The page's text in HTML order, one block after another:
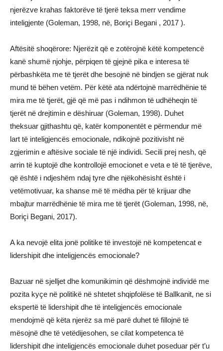
njerëzve krahas faktorëve të tjerë teksa merr vendime
inteligjente (Goleman, 1998, në, Boriçi Begani , 2017 ).
Aftësitë shoqërore: Njerëzit që e zotërojnë këtë kompetencë
kanë shumë njohje, përpiqen të gjejnë pika e interesa të
përbashkëta me të tjerët dhe besojnë në bindjen se gjërat nuk
mund të bëhen vetëm. Për këtë ata ndërtojnë marrëdhënie të
mira me të tjerët, gjë që më pas i ndihmon të udhëheqin të
tjerët në drejtimin e dëshiruar (Goleman, 1998). Duhet
theksuar gjithashtu që, katër komponentët e përmendur më
lart të inteligjencës emocionale, ndikojnë pozitivisht në
zgjerimin e aftësive sociale të një individi. Secili prej nesh, që
arrin të kuptojë dhe kontrollojë emocionet e veta e të të tjerëve,
që është i ndjeshëm ndaj tyre dhe njëkohësisht është i
vetëmotivuar, ka shanse më të mëdha për të krijuar dhe
mbajtur marrëdhënie të mira me të tjerët (Goleman, 1998, në,
Boriçi Begani, 2017).
A ka nevojë elita jonë politike të investojë në kompetencat e
lidershipit dhe inteligjencës emocionale?
Bazuar në sjelljet dhe komunikimin që dëshmojnë individë me
pozita kyçe në politikë në shtetet shqipfolëse të Ballkanit, ne si
ekspertë të lidershipit dhe të inteligjencës emocionale
mendojmë që këta njerëz sa më parë duhet të fillojnë të
mësojnë dhe të vetëdijesohen, se cilat kompetenca të
lidershipit dhe inteligjencës emocionale duhet poseduar për t’u